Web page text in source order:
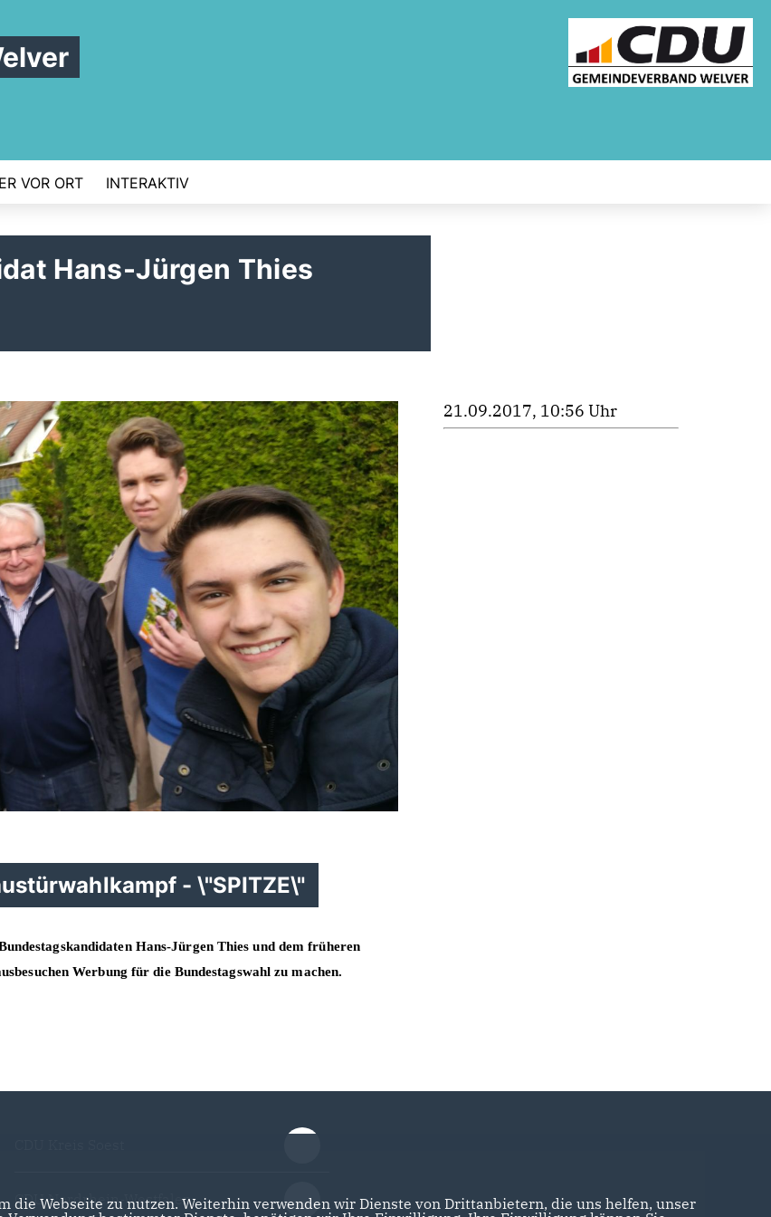
VOR ORT INTERAKTIV
Hans-Jürgen Thies
- \"SPITZE\"
Hans-Jürgen Thies und dem früheren
Werbung für die Bundestagswahl zu machen.
21.09.2017, 10:56 Uhr
CDU Nordrhein-Westfalen
die Webseite zu nutzen. Weiterhin verwenden wir Dienste von Drittanbietern, die uns helfen, unser